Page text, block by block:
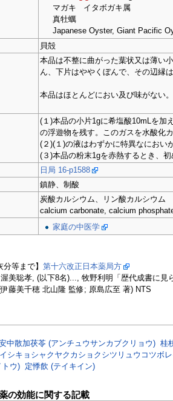
マガキ イタボガキ属
真牡蠣
Japanese Oyster, Giant Pacific
貝殻
本品は不整に曲がった葉状又は薄い
ん、下片はややくぼんで、その辺縁
本品はほとんどにおい及び味がない。
(１)本品の小片1gに希塩酸10mLを加
の浮遊物を残す。このガスを水酸化
(２)(１)の液はわずかに特異なにおい
(３)本品の粉末1gを赤熱するとき、
日局 16-p1588
鎮静、制酸
炭酸カルシウム、リン酸カルシウム
calcium carbonate, calcium
家庭の中医学
分等まで】 第十六改正日本薬局方
渥美聡孝, (以下8名)..., 牧野利明「歴代成書に
藤美千穂 北山隆 監修; 原島広至 著) NTS
中散加茯苓 (アンチュウサンカブクリョウ) 桂
シキョシャクヤクカショクシツリュウコツボ
ウ) 定悸飲 (テイキイン)
の効能に関する記載